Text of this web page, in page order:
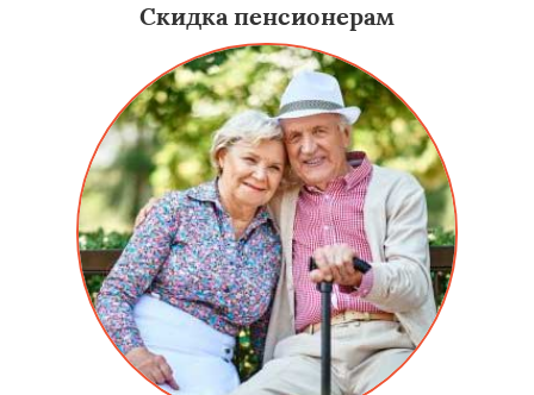
Скидка пенсионерам